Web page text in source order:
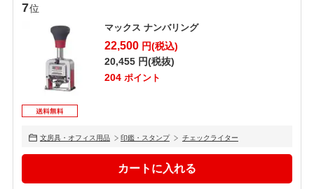
7位
マックス ナンバリング
22,500円(税込)
20,455円(税抜)
204 ポイント
文房具・オフィス用品 印鑑・スタンプ チェックライター